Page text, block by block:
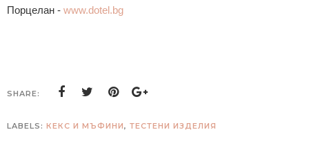
Порцелан - www.dotel.bg
SHARE:
LABELS: КЕКС И МЪФИНИ, ТЕСТЕНИ ИЗДЕЛИЯ